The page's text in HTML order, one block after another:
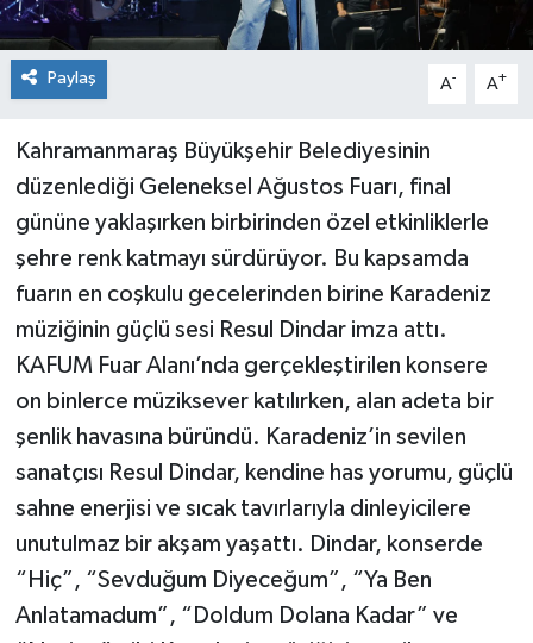
Paylaş A- A+
Kahramanmaraş Büyükşehir Belediyesinin
düzenlediği Geleneksel Ağustos Fuarı, final
gününe yaklaşırken birbirinden özel etkinliklerle
şehre renk katmayı sürdürüyor. Bu kapsamda
fuarın en coşkulu gecelerinden birine Karadeniz
müziğinin güçlü sesi Resul Dindar imza attı.
KAFUM Fuar Alanı’nda gerçekleştirilen konsere
on binlerce müziksever katılırken, alan adeta bir
şenlik havasına büründü. Karadeniz’in sevilen
sanatçısı Resul Dindar, kendine has yorumu, güçlü
sahne enerjisi ve sıcak tavırlarıyla dinleyicilere
unutulmaz bir akşam yaşattı. Dindar, konserde
“Hiç”, “Sevduğum Diyeceğum”, “Ya Ben
Anlatamadum”, “Doldum Dolana Kadar” ve